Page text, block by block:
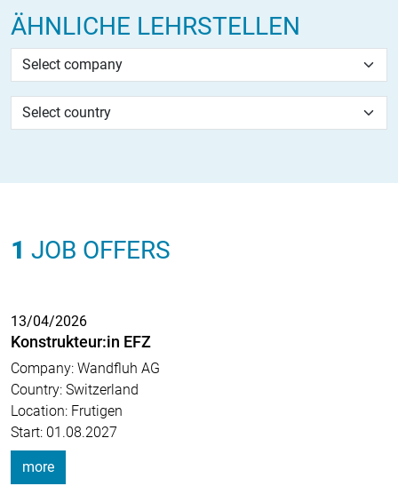
ÄHNLICHE LEHRSTELLEN
1 JOB OFFERS
13/04/2026
Konstrukteur:in EFZ
Company: Wandfluh AG
Country: Switzerland
Location: Frutigen
Start: 01.08.2027
more